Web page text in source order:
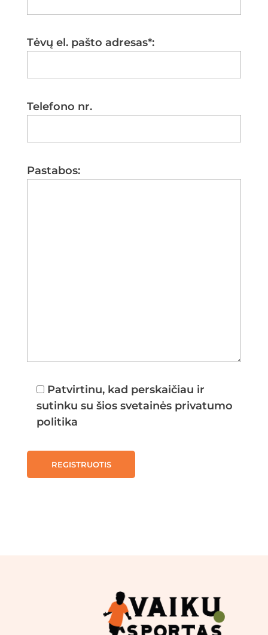
Tėvų el. pašto adresas*:
Telefono nr.
Pastabos:
Patvirtinu, kad perskaičiau ir
sutinku su šios svetainės privatumo
politika